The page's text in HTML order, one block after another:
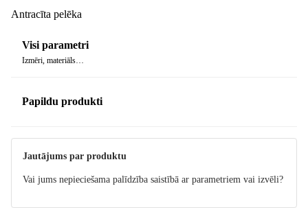
Antracīta pelēka
Visi parametri
Izmēri, materiāls…
Papildu produkti
Jautājums par produktu
Vai jums nepieciešama palīdzība saistībā ar parametriem vai izvēli?